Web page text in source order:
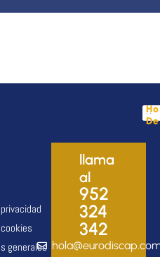
generales
llama
al
952
324
342